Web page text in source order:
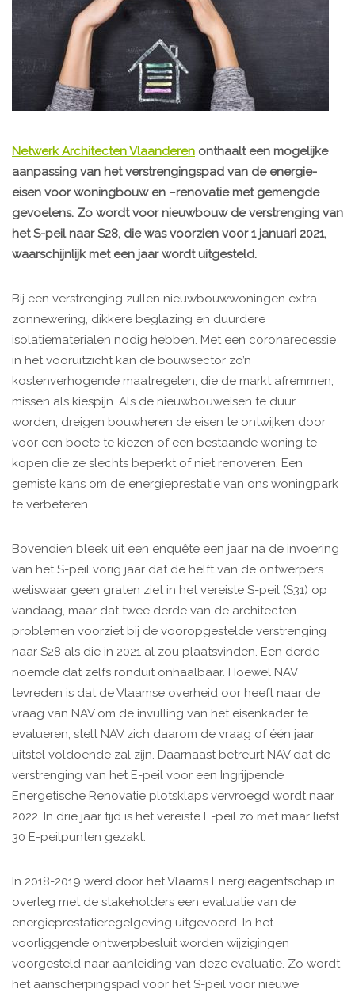
Netwerk Architecten Vlaanderen onthaalt een mogelijke
aanpassing van het verstrengingspad van de energie-
eisen voor woningbouw en –renovatie met gemengde
gevoelens. Zo wordt voor nieuwbouw de verstrenging van
het S-peil naar S28, die was voorzien voor 1 januari 2021,
waarschijnlijk met een jaar wordt uitgesteld.
Bij een verstrenging zullen nieuwbouwwoningen extra
zonnewering, dikkere beglazing en duurdere
isolatiematerialen nodig hebben. Met een coronarecessie
in het vooruitzicht kan de bouwsector zo’n
kostenverhogende maatregelen, die de markt afremmen,
missen als kiespijn. Als de nieuwbouweisen te duur
worden, dreigen bouwheren de eisen te ontwijken door
voor een boete te kiezen of een bestaande woning te
kopen die ze slechts beperkt of niet renoveren. Een
gemiste kans om de energieprestatie van ons woningpark
te verbeteren.
Bovendien bleek uit een enquête een jaar na de invoering
van het S-peil vorig jaar dat de helft van de ontwerpers
weliswaar geen graten ziet in het vereiste S-peil (S31) op
vandaag, maar dat twee derde van de architecten
problemen voorziet bij de vooropgestelde verstrenging
naar S28 als die in 2021 al zou plaatsvinden. Een derde
noemde dat zelfs ronduit onhaalbaar. Hoewel NAV
tevreden is dat de Vlaamse overheid oor heeft naar de
vraag van NAV om de invulling van het eisenkader te
evalueren, stelt NAV zich daarom de vraag of één jaar
uitstel voldoende zal zijn. Daarnaast betreurt NAV dat de
verstrenging van het E-peil voor een Ingrijpende
Energetische Renovatie plotsklaps vervroegd wordt naar
2022. In drie jaar tijd is het vereiste E-peil zo met maar liefst
30 E-peilpunten gezakt.
In 2018-2019 werd door het Vlaams Energieagentschap in
overleg met de stakeholders een evaluatie van de
energieprestatieregelgeving uitgevoerd. In het
voorliggende ontwerpbesluit worden wijzigingen
voorgesteld naar aanleiding van deze evaluatie. Zo wordt
het aanscherpingspad voor het S-peil voor nieuwe